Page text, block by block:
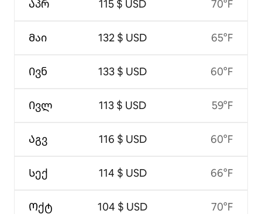
Აპრ
Მაი
Ივნ
Ივლ
Აგვ
Სექ
Ოქტ
115 $ USD
132 $ USD
133 $ USD
113 $ USD
116 $ USD
114 $ USD
104 $ USD
70°F
65°F
60°F
59°F
60°F
66°F
70°F